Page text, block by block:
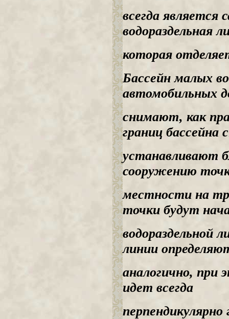
всегда является
водораздельная
которая
Бассейн малых
автомобильных
снимают, как
границ бассейна
устанавливают
сооружению
местности на
точки будут
водораздельной
линии
аналогично, при
идет всегда